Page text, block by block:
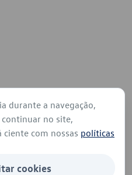
durante a navegação,
no site,
ciente com nossas políticas
cookies